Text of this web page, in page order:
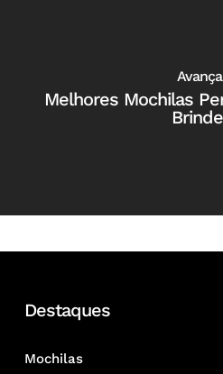
Melhores Mochilas
Destaques
Mochilas